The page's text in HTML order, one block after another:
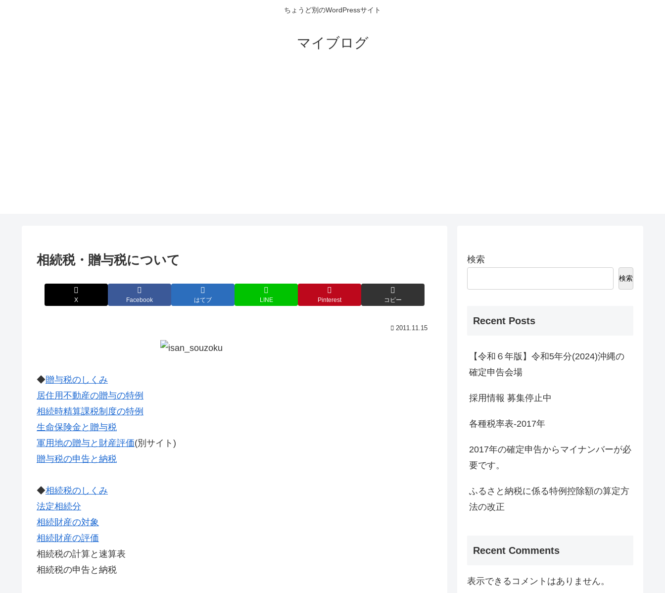
ちょうど別のWordPressサイト
マイブログ
相続税・贈与税について
X Facebook はてブ LINE Pinterest コピー
2011.11.15
◆贈与税のしくみ
居住用不動産の贈与の特例
相続時精算課税制度の特例
生命保険金と贈与税
軍用地の贈与と財産評価(別サイト)
贈与税の申告と納税
◆相続税のしくみ
法定相続分
相続財産の対象
相続財産の評価
相続税の計算と速算表
相続税の申告と納税
検索
検索
Recent Posts
【令和６年版】令和5年分(2024)沖縄の
確定申告会場
採用情報 募集停止中
各種税率表-2017年
2017年の確定申告からマイナンバーが必
要です。
ふるさと納税に係る特例控除額の算定方
法の改正
Recent Comments
表示できるコメントはありません。